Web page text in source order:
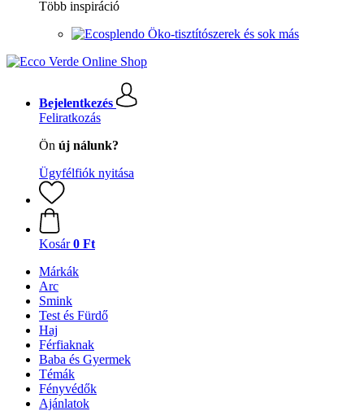
Több inspiráció
Öko-tisztítószerek és sok más
Bejelentkezés
Feliratkozás
Ön új nálunk?
Ügyfélfiók nyitása
Kosár 0 Ft
Márkák
Arc
Smink
Test és Fürdő
Haj
Férfiaknak
Baba és Gyermek
Témák
Fényvédők
Ajánlatok